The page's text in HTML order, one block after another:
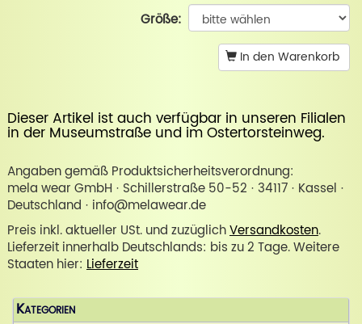
Größe:
In den Warenkorb
Dieser Artikel ist auch verfügbar in unseren Filialen
in der Museumstraßeund imOstertorsteinweg.
Angaben gemäß Produktsicherheitsverordnung:
mela wear GmbH · Schillerstraße 50-52 · 34117 · Kassel ·
Deutschland · info@melawear.de
Preis inkl. aktueller USt. und zuzüglichVersandkosten.
Lieferzeit innerhalb Deutschlands: bis zu 2 Tage. Weitere
Staaten hier: Lieferzeit
Kategorien